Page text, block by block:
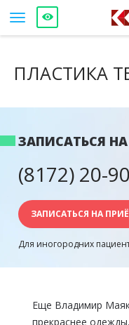
ПЛАСТИКА
ЗАПИСАТЬСЯ
(8172) 20-
ЗАПИСАТЬСЯ НА
Для иногородних
Еще Владимир
прекраснее